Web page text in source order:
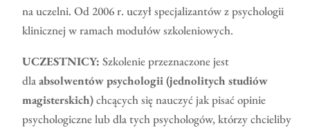
na uczelni. Od 2006 r. uczył specjalizantów z psychologii
klinicznej w ramach modułów szkoleniowych.
UCZESTNICY: Szkolenie przeznaczone jest
dlaabsolwentów psychologii (jednolitych studiów
magisterskich)chcących się nauczyć jak pisać opinie
psychologiczne lub dla tych psychologów, którzy chcieliby